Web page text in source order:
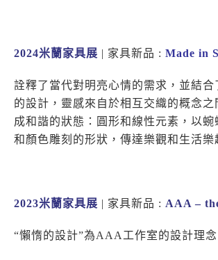
2024米蘭家具展 | 家具新品 : Made in
詮釋了當代對明亮心情的需求，並結合
的設計，靈感來自於相互交織的概念之
成和諧的狀態：圓形和線性元素，以蜿
和顏色雕刻的形狀，傳達樂觀和生活樂
2023米蘭家具展 | 家具新品 : AAA –
“懶惰的設計”為AAA工作室的設計理念